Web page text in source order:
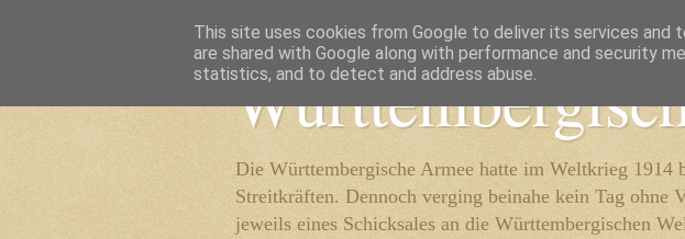
Die Württembergische Armee hatte im Weltkrieg 1914
Streitkräften. Dennoch verging beinahe kein Tag
jeweils eines Schicksales an die Württembergischen
This site uses cookies from Google to deliver its services and
are shared with Google along with performance and security
statistics, and to detect and address abuse.